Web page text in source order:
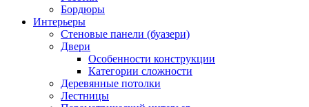
Бордюры
Интерьеры
Стеновые панели (буазери)
Двери
Особенности конструкции
Категории сложности
Деревянные потолки
Лестницы